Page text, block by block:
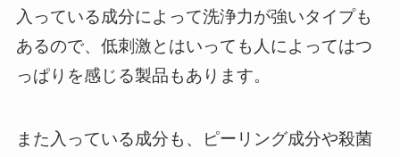
入っている成分によって洗浄力が強いタイプも
あるので、低刺激とはいっても人によってはつ
っぱりを感じる製品もあります。
また入っている成分も、ピーリング成分や殺菌